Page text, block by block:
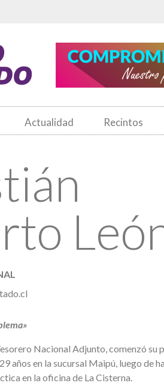
Actualidad Recintos
Nacional Adjunto, comenzó su
años en la sucursal Maipú, luego de
en la oficina de La Cisterna.